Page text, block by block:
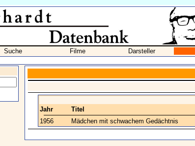
Suche Filme Darsteller
Jahr Titel
1956
Mädchen mit schwachem Gedächtnis